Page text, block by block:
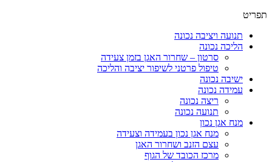
תפריט
תנועה ויציבה נכונה
הליכה נכונה
סרטון – שחרור האגן בזמן צעידה
טיפול פרטני לשיפור יציבה והליכה
ישיבה נכונה
עמידה נכונה
ריצה נכונה
תנועה נכונה
מנח אגן נכון
מנח אגן נכון בעמידה וצעידה
עצם הזנב ושחרור האגן
מרכז הכובד של הגוף